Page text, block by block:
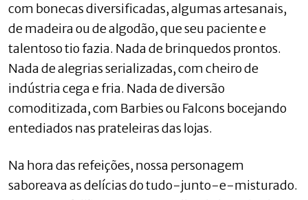
com bonecas diversificadas, algumas artesanais,
de madeira ou de algodão, que seu paciente e
talentoso tio fazia. Nada de brinquedos prontos.
Nada de alegrias serializadas, com cheiro de
indústria cega e fria. Nada de diversão
comoditizada, com Barbies ou Falcons bocejando
entediados nas prateleiras das lojas.
Na hora das refeições, nossa personagem
saboreava as delícias do tudo-junto-e-misturado.